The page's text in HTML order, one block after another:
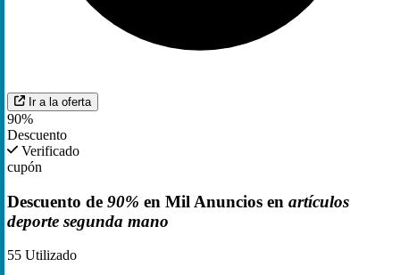
Ir a la oferta
90%
Descuento
Verificado
cupón
Descuento de 90% en Mil Anuncios en artículos
deporte segunda mano
55 Utilizado